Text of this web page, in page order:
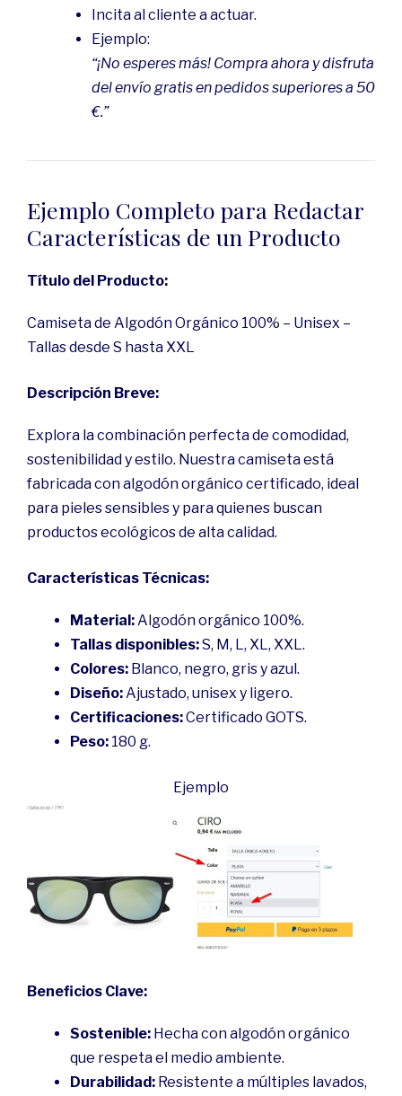
Incita al cliente a actuar.
Ejemplo:
“¡No esperes más! Compra ahora y disfruta
del envío gratis en pedidos superiores a 50
€.”
Ejemplo Completo para Redactar
Características de un Producto
Título del Producto:
Camiseta de Algodón Orgánico 100% – Unisex –
Tallas desde S hasta XXL
Descripción Breve:
Explora la combinación perfecta de comodidad,
sostenibilidad y estilo. Nuestra camiseta está
fabricada con algodón orgánico certificado, ideal
para pieles sensibles y para quienes buscan
productos ecológicos de alta calidad.
Características Técnicas:
Material:Algodón orgánico 100%.
Tallas disponibles:S, M, L, XL, XXL.
Colores: Blanco, negro, gris y azul.
Diseño:Ajustado, unisex y ligero.
Certificaciones:Certificado GOTS.
Peso: 180 g.
Ejemplo
Beneficios Clave:
Sostenible: Hecha con algodón orgánico
que respeta el medio ambiente.
Durabilidad: Resistente a múltiples lavados,